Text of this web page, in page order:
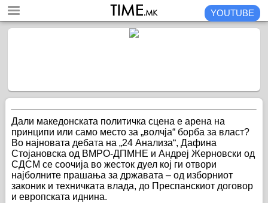
YOUTUBE
Дали македонската политичка сцена е арена на
принципи или само место за „волчја“ борба за власт?
Во најновата дебата на „24 Анализа“, Дафина
Стојановска од ВМРО-ДПМНЕ и Андреј Жерновски од
СДСМ се соочија во жесток дуел кој ги отвори
најболните прашања за државата – од изборниот
законик и техничката влада, до Преспанскиот договор
и европската иднина.